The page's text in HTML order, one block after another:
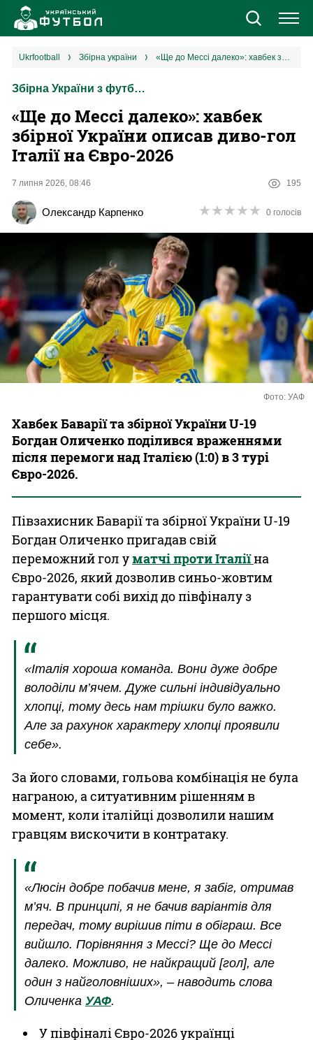
Новини
Збірна
Єврокубки
УПЛ
2 ліга
Різне
Букмекери
Казино
ukrfootball збірна україни «Ще до Мессі далеко»: хавбек збірної України описав диво-гол Італії на Євро-2026
Збірна України з футболу
«Ще до Мессі далеко»: хавбек
збірної України описав диво-гол
Італії на Євро-2026
7 липня 2026, 08:46 195
Олександр Карпенко ★★★★★
★★★★★ 0 голосів
Фото: УАФ
Хавбек Баварії та збірної України U-19
Богдан Оличенко поділився враженнями
після перемоги над Італією (1:0) в 3 турі
Євро-2026.
Півзахисник Баварії та збірної України U-19
Богдан Оличенко пригадав свій
переможний гол уматчі проти Італіїна
Євро-2026, який дозволив синьо-жовтим
гарантувати собі вихід до півфіналу з
першого місця.
«Італія хороша команда. Вони дуже добре
володіли м’ячем. Дуже сильні індивідуально
хлопці, тому десь нам трішки було важко.
Але за рахунок характеру хлопці проявили
себе».
За його словами, гольова комбінація не була
награною, а ситуативним рішенням в
момент, коли італійці дозволили нашим
гравцям вискочити в контратаку.
«Люсін добре побачив мене, я забіг, отримав
м’яч. В принципі, я не бачив варіантів для
передач, тому вирішив піти в обіграш. Все
вийшло. Порівняння з Мессі? Ще до Мессі
далеко. Можливо, не найкращий [гол], але
один з найголовніших», – наводить слова
Оличенка УАФ.
У півфіналі Євро-2026 українці